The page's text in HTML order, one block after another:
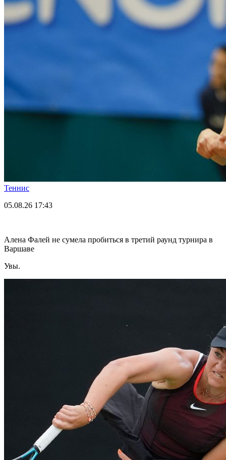
Теннис
05.08.26 17:43
Алена Фалей не сумела пробиться в третий раунд турнира в
Варшаве
Увы.